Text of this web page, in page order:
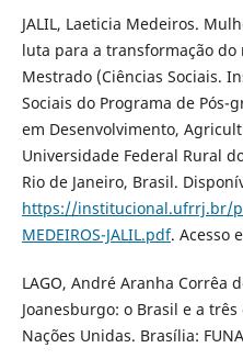
JALIL, Laeticia Medeiros.
luta para a transformação
Mestrado (Ciências Sociais.
Sociais do Programa de Pós-
em Desenvolvimento,
Universidade Federal Rural
Rio de Janeiro, Brasil.
https://institucional.ufrrj.br/
MEDEIROS-JALIL.pdf. Acesso
LAGO, André Aranha Corrêa
Joanesburgo: o Brasil e a
Nações Unidas. Brasília: